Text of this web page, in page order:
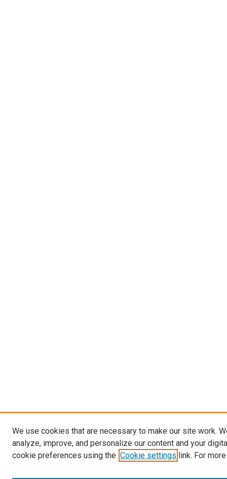
We use cookies that are necessary to make our site work.
analyze, improve, and personalize our content and your
cookie preferences using the Cookie settings link. For